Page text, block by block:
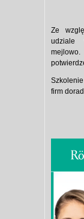
Ze
udziale
firm